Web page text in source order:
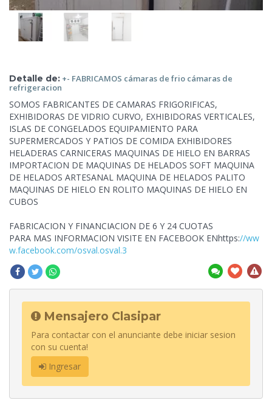
Detalle de: +- FABRICAMOS cámaras de frio cámaras de
refrigeracion
SOMOS FABRICANTES DE CAMARAS FRIGORIFICAS,
EXHIBIDORAS DE VIDRIO CURVO, EXHIBIDORAS VERTICALES,
ISLAS DE CONGELADOS EQUIPAMIENTO PARA
SUPERMERCADOS Y PATIOS DE COMIDA EXHIBIDORES
HELADERAS CARNICERAS MAQUINAS DE HIELO EN BARRAS
IMPORTACION DE MAQUINAS DE HELADOS SOFT MAQUINA
DE HELADOS ARTESANAL MAQUINA DE HELADOS PALITO
MAQUINAS DE HIELO EN ROLITO MAQUINAS DE HIELO EN
CUBOS
FABRICACION Y FINANCIACION DE 6 Y 24 CUOTAS
PARA MAS INFORMACION VISITE EN FACEBOOK ENhttps://ww
w.facebook.com/osval.osval.3
Mensajero Clasipar
Para contactar con el anunciante debe iniciar sesion
con su cuenta!
Ingresar